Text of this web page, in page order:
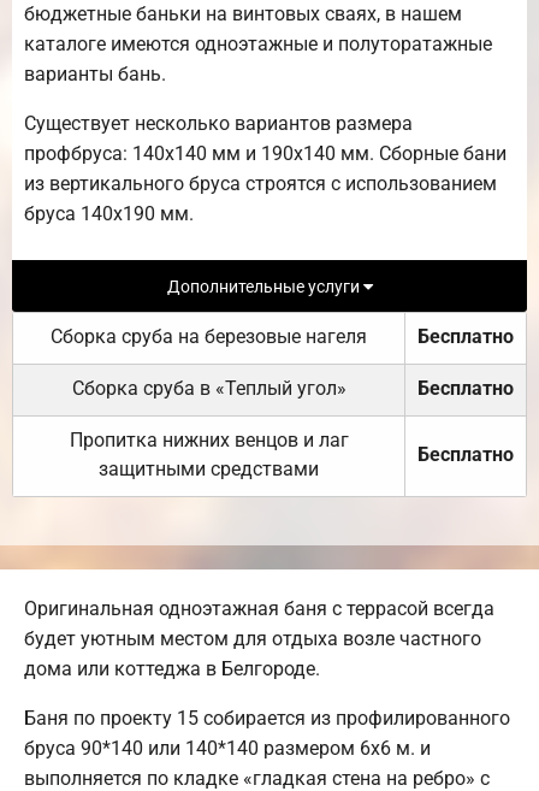
бюджетные баньки на винтовых сваях, в нашем
каталоге имеются одноэтажные и полуторатажные
варианты бань.
Существует несколько вариантов размера
профбруса: 140х140 мм и 190х140 мм. Сборные бани
из вертикального бруса строятся с использованием
бруса 140х190 мм.
Дополнительные услуги
Сборка сруба на березовые нагеля Бесплатно
Сборка сруба в «Теплый угол» Бесплатно
Пропитка нижних венцов и лаг
защитными средствами
Бесплатно
Оригинальная одноэтажная баня с террасой всегда
будет уютным местом для отдыха возле частного
дома или коттеджа в Белгороде.
Баня по проекту 15 собирается из профилированного
бруса 90*140 или 140*140 размером 6х6 м. и
выполняется по кладке «гладкая стена на ребро» с